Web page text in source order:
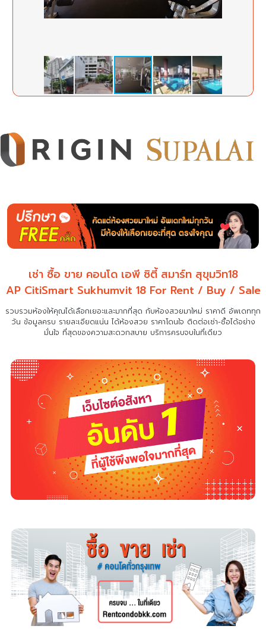
เช่า ซื้อ ขาย คอนโด เอพี ซิตี้ สมาร์ท สุขุมวิท18
AP CitiSmart Sukhumvit 18 For Rent / Buy / Sale
รวบรวมห้องให้คุณได้เลือกเยอะและมากที่สุด กับห้องสวยมาใหม่ ราคาดี อัพเดททุก
วัน ข้อมูลครบ รายละเอียดแน่นได้ห้องสวย ราคาโดนใจ ติดต่อเช่า-ซื้อได้อย่าง
มั่นใจ ที่สุดของความสะดวกสบาย บริการครบจบในที่เดียว